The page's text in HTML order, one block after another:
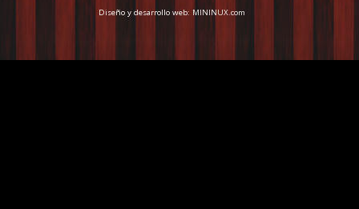
Diseño y desarrollo web: MININUX.com